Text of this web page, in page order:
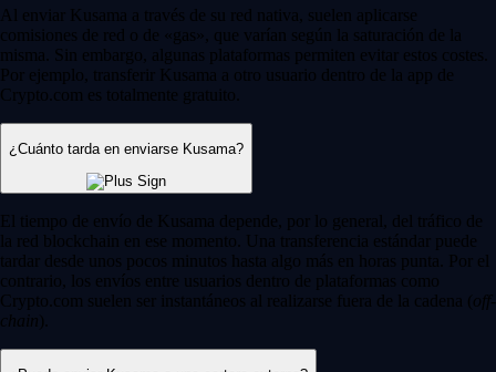
Al enviar Kusama a través de su red nativa, suelen aplicarse
comisiones de red o de «gas», que varían según la saturación de la
misma. Sin embargo, algunas plataformas permiten evitar estos costes.
Por ejemplo, transferir Kusama a otro usuario dentro de la app de
Crypto.com es totalmente gratuito.
¿Cuánto tarda en enviarse Kusama?
El tiempo de envío de Kusama depende, por lo general, del tráfico de
la red blockchain en ese momento. Una transferencia estándar puede
tardar desde unos pocos minutos hasta algo más en horas punta. Por el
contrario, los envíos entre usuarios dentro de plataformas como
Crypto.com suelen ser instantáneos al realizarse fuera de la cadena (off-
chain ).